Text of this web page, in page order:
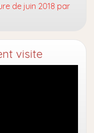
de juin 2018 par
visite